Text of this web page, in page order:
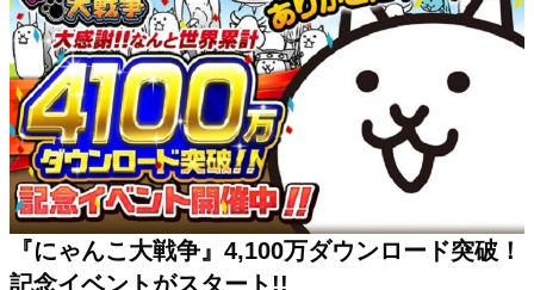
『にゃんこ大戦争』4,100万ダウンロード突破！
記念イベントがスタート!!